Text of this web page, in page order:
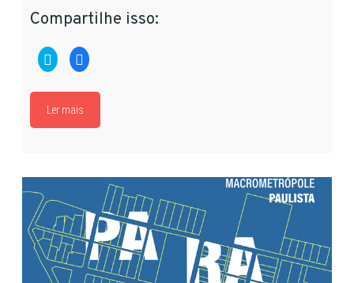
Compartilhe isso:
Clique
para
compartilhar
Twitter(abre
nova
Clique
para
Facebook(abre
janela)
Ler mais